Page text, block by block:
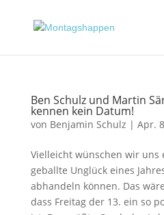
Ben Schulz und Martin
kennen kein Datum!
von Benjamin Schulz | Apr.
Vielleicht wünschen wir uns
geballte Unglück eines
abhandeln können. Das
dass Freitag der 13. ein so